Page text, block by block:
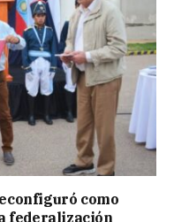
como
federalización